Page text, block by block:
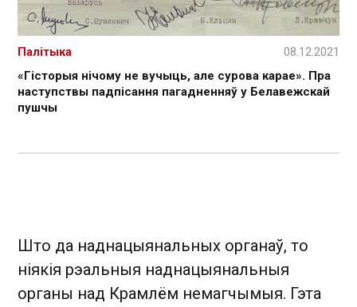
«Гісторыя нічому не вучыць, але сурова карае». Пра
наступствы падпісання пагадненняў у Белавежскай
пушчы
Палітыка 08.12.2021
Што да наднацыянальных органаў, то
ніякія рэальныя наднацыянальныя
органы над Крамлём немагчымыя. Гэта